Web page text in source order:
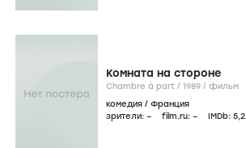
Комната на стороне
Chambre à part / 1989 / фильм
комедия / Франция
зрители: – film.ru: – IMDb: 5,2